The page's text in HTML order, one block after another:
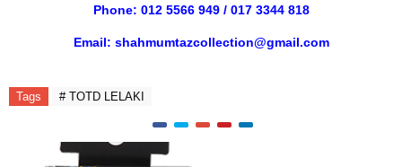
Phone: 012 5566 949 / 017 3344 818
Email: shahmumtazcollection@gmail.com
Tags # TOTD LELAKI